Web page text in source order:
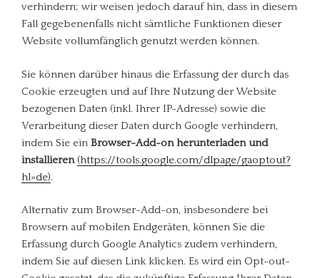
verhindern; wir weisen jedoch darauf hin, dass in diesem
Fall gegebenenfalls nicht sämtliche Funktionen dieser
Website vollumfänglich genutzt werden können.
Sie können darüber hinaus die Erfassung der durch das
Cookie erzeugten und auf Ihre Nutzung der Website
bezogenen Daten (inkl. Ihrer IP-Adresse) sowie die
Verarbeitung dieser Daten durch Google verhindern,
indem Sie ein Browser-Add-on herunterladen und
installieren (https://tools.google.com/dlpage/gaoptout?
hl=de).
Alternativ zum Browser-Add-on, insbesondere bei
Browsern auf mobilen Endgeräten, können Sie die
Erfassung durch Google Analytics zudem verhindern,
indem Sie auf diesen Link klicken. Es wird ein Opt-out-